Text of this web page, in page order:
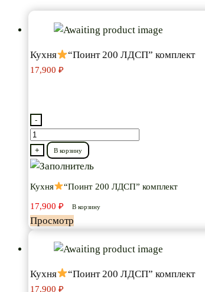
Кухня “Поинт 200 ЛДСП” комплект
17,900 ₽
-
Количество
товара
Кухня
“Поинт
200
ЛДСП”
+ В корзину
Кухня “Поинт 200 ЛДСП” комплект
17,900 ₽ В корзину
Просмотр
Кухня “Поинт 200 ЛДСП” комплект
17,900 ₽